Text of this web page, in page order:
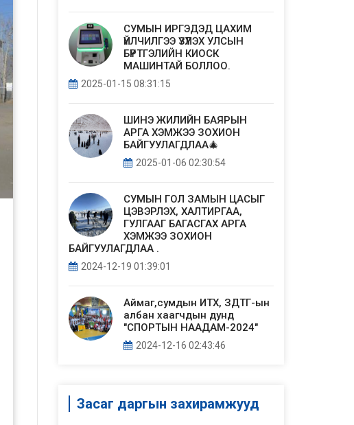
СУМЫН ИРГЭДЭД ЦАХИМ
ҮЙЛЧИЛГЭЭ ҮЗҮҮЛЭХ УЛСЫН
БҮРТГЭЛИЙН КИОСК
МАШИНТАЙ БОЛЛОО.
2025-01-15 08:31:15
ШИНЭ ЖИЛИЙН БАЯРЫН
АРГА ХЭМЖЭЭ ЗОХИОН
БАЙГУУЛАГДЛАА🎄
2025-01-06 02:30:54
СУМЫН ГОЛ ЗАМЫН ЦАСЫГ
ЦЭВЭРЛЭХ, ХАЛТИРГАА,
ГУЛГААГ БАГАСГАХ АРГА
ХЭМЖЭЭ ЗОХИОН
БАЙГУУЛАГДЛАА .
2024-12-19 01:39:01
Аймаг,сумдын ИТХ, ЗДТГ-ын
албан хаагчдын дунд
"СПОРТЫН НААДАМ-2024"
2024-12-16 02:43:46
Засаг даргын захирамжууд